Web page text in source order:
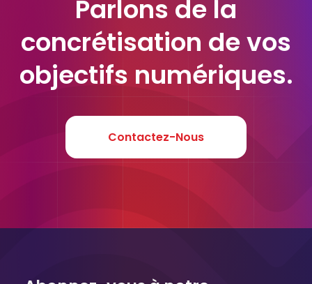
Parlons de la
concrétisation de vos
objectifs numériques.
Contactez-Nous